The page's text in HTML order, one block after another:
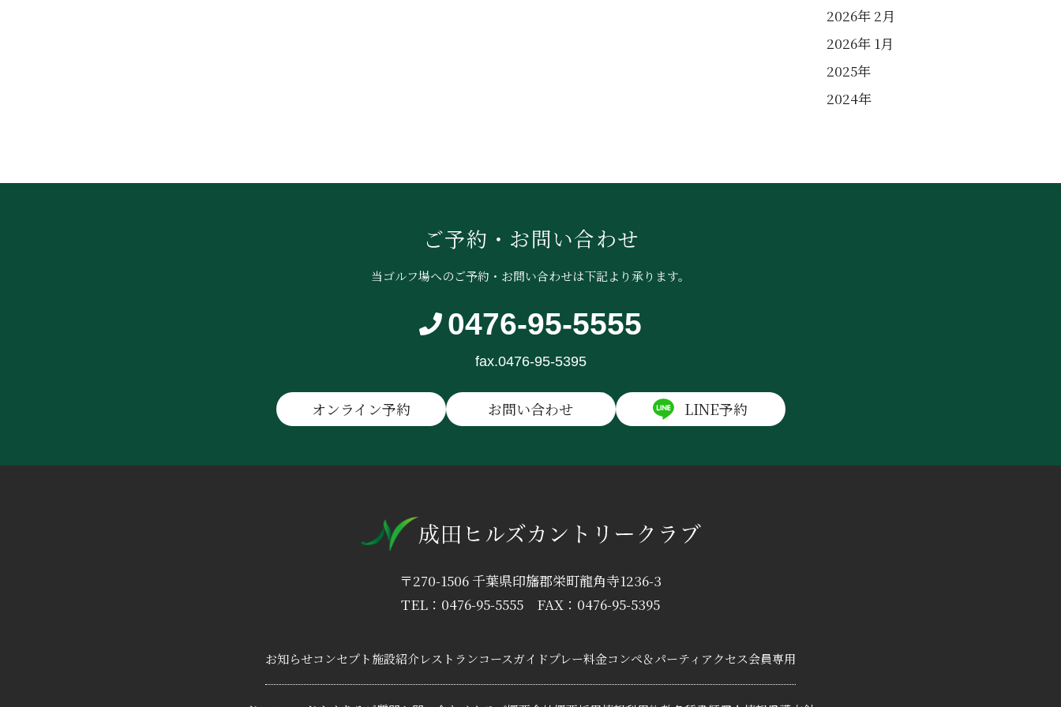
2026年 2月
2026年 1月
2025年
2024年
ご予約・お問い合わせ
当ゴルフ場へのご予約・お問い合わせは下記より承ります。
0476-95-5555
fax.0476-95-5395
オンライン予約 お問い合わせ LINE予約
〒270-1506 千葉県印旛郡栄町龍角寺1236-3
TEL：0476-95-5555
FAX：0476-95-5395
お知らせコンセプト施設紹介レストランコースガイドプレー料金コンペ＆パーティ アクセス会員専用